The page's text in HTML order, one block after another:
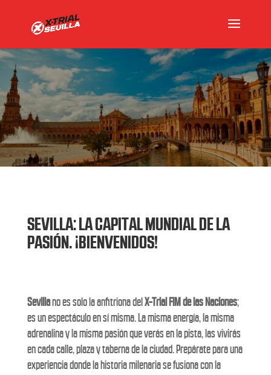
SEVILLA: LA CAPITAL MUNDIAL DE LA
PASIÓN. ¡BIENVENIDOS!
Sevillano es solo la anfitriona delX-Trial FIM de las Naciones;
es un espectáculo en sí misma. La misma energía, la misma
adrenalina y la misma pasión que verás en la pista, las vivirás
en cada calle, plaza y taberna de la ciudad. Prepárate para una
experiencia donde la historia milenaria se fusiona con la